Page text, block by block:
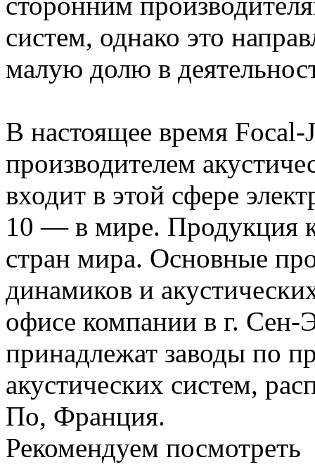
систем, однако это
малую долю в
В настоящее время
производителем
входит в этой сфере
10 — в мире. Продукция
стран мира. Основные
динамиков и
офисе компании в г.
принадлежат заводы по
акустических систем,
По, Франция.
Рекомендуем посмотреть